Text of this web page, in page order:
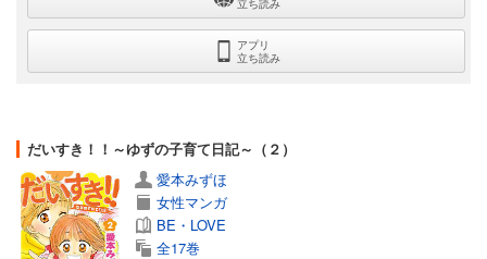
立ち読み
アプリ
立ち読み
だいすき！！～ゆずの子育て日記～（２）
愛本みずほ
女性マンガ
BE・LOVE
全17巻